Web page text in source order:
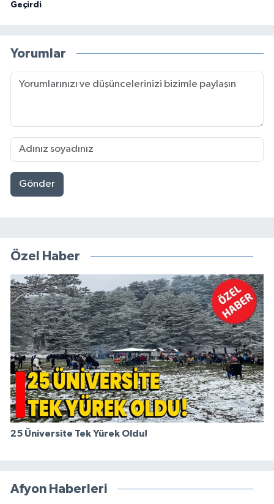
Geçirdi
Yorumlar
Gönder
Özel Haber
25 Üniversite Tek Yürek Oldu!
Afyon Haberleri